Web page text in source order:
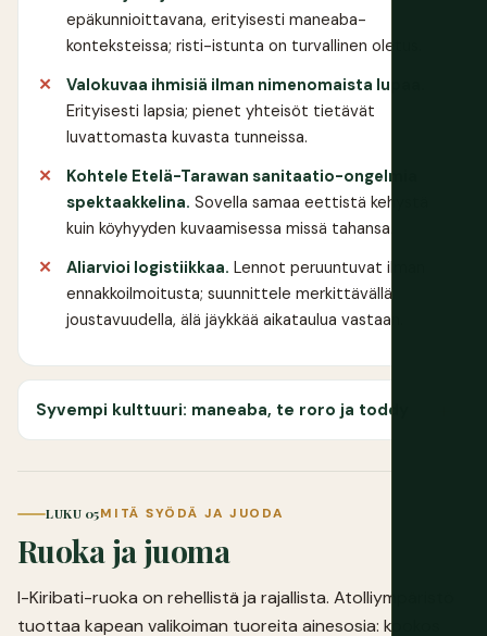
epäkunnioittavana, erityisesti maneaba-
konteksteissa; risti-istunta on turvallinen oletus.
Valokuvaa ihmisiä ilman nimenomaista lupaa.
Erityisesti lapsia; pienet yhteisöt tietävät
luvattomasta kuvasta tunneissa.
Kohtele Etelä-Tarawan sanitaatio-ongelmia
spektaakkelina. Sovella samaa eettistä kehystä
kuin köyhyyden kuvaamisessa missä tahansa.
Aliarvioi logistiikkaa. Lennot peruuntuvat ilman
ennakkoilmoitusta; suunnittele merkittävällä
joustavuudella, älä jäykkää aikataulua vastaan.
Syvempi kulttuuri: maneaba, te roro ja toddy
LUKU 05MITÄ SYÖDÄ JA JUODA
Ruoka ja juoma
I-Kiribati-ruoka on rehellistä ja rajallista. Atolliympäristö
tuottaa kapean valikoiman tuoreita ainesosia: kookos